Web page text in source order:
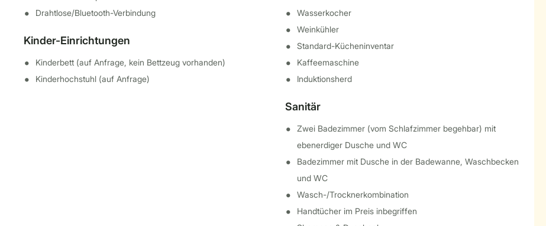
Drahtlose/Bluetooth-Verbindung
Kinder-Einrichtungen
Kinderbett (auf Anfrage, kein Bettzeug vorhanden)
Kinderhochstuhl (auf Anfrage)
Wasserkocher
Weinkühler
Standard-Kücheninventar
Kaffeemaschine
Induktionsherd
Sanitär
Zwei Badezimmer (vom Schlafzimmer begehbar) mit
ebenerdiger Dusche und WC
Badezimmer mit Dusche in der Badewanne, Waschbecken
und WC
Wasch-/Trocknerkombination
Handtücher im Preis inbegriffen